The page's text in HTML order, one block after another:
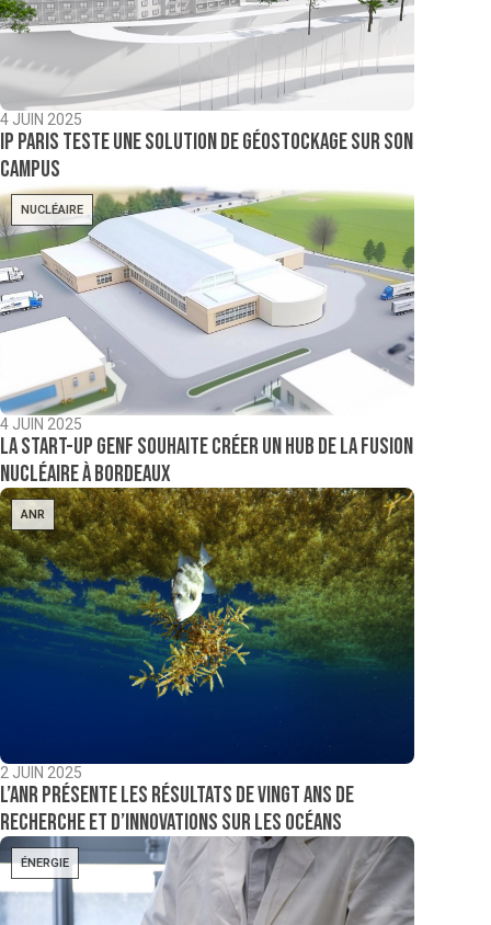
4 JUIN 2025
IP Paris teste une solution de géostockage sur son
campus
NUCLÉAIRE
4 JUIN 2025
La start-up GenF souhaite créer un hub de la fusion
nucléaire à Bordeaux
ANR
2 JUIN 2025
L’ANR présente les résultats de vingt ans de
recherche et d’innovations sur les océans
ÉNERGIE